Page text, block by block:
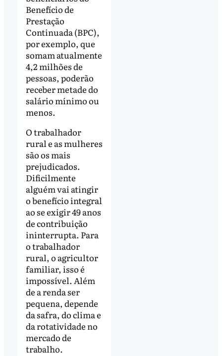
Benefício de
Prestação
Continuada (BPC),
por exemplo, que
somam atualmente
4,2 milhões de
pessoas, poderão
receber metade do
salário mínimo ou
menos.
O trabalhador
rural e as mulheres
são os mais
prejudicados.
Dificilmente
alguém vai atingir
o benefício integral
ao se exigir 49 anos
de contribuição
ininterrupta. Para
o trabalhador
rural, o agricultor
familiar, isso é
impossível. Além
de a renda ser
pequena, depende
da safra, do clima e
da rotatividade no
mercado de
trabalho.